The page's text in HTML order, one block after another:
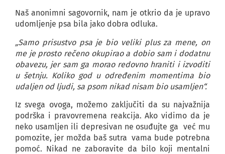
Naš anonimni sagovornik, nam je otkrio da je upravo
udomljenje psa bila jako dobra odluka.
„Samo prisustvo psa je bio veliki plus za mene, on
me je prosto rečeno okupirao a dobio sam i dodatnu
obavezu, jer sam ga morao redovno hraniti i izvoditi
u šetnju. Koliko god u određenim momentima bio
udaljen od ljudi, sa psom nikad nisam bio usamljen“.
Iz svega ovoga, možemo zaključiti da su najvažnija
podrška i pravovremena reakcija. Ako vidimo da je
neko usamljen ili depresivan ne osuđujte ga već mu
pomozite, jer možda baš sutra vama bude potrebna
pomoć. Nikad ne zaboravite da bilo koji mentalni